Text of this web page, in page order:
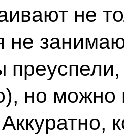
не
не
но можно